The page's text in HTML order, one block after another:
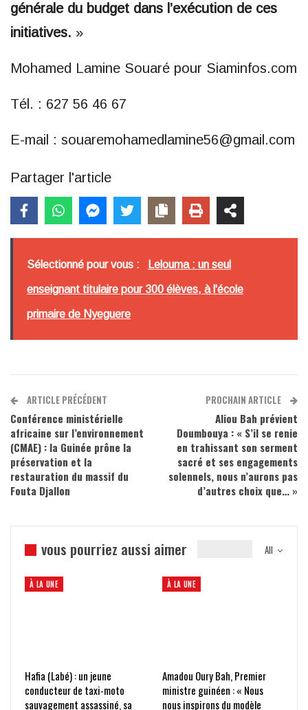
générale du budget dans l’exécution de ces
initiatives. »
Mohamed Lamine Souaré pour Siaminfos.com
Tél. : 627 56 46 67
E-mail : souaremohamedlamine56@gmail.com
Partager l'article
Sélectionné pour vous : Lelouma : un seul
enseignant titulaire pour 300 élèves, à l'école
primaire de Nyeguere
ARTICLE PRÉCÉDENT
Conférence ministérielle
africaine sur l’environnement
(CMAE) : la Guinée prône la
préservation et la
restauration du massif du
Fouta Djallon
PROCHAIN ARTICLE
Aliou Bah prévient
Doumbouya : « S’il se renie
en trahissant son serment
sacré et ses engagements
solennels, nous n’aurons pas
d’autres choix que… »
All
vous pourriez aussi aimer
À LA UNE
Hafia (Labé) : un jeune
conducteur de taxi-moto
sauvagement assassiné, sa
À LA UNE
Amadou Oury Bah, Premier
ministre guinéen : « Nous
nous inspirons du modèle